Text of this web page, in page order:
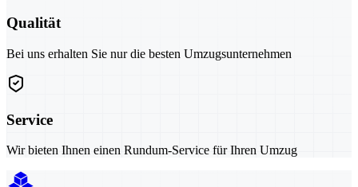
Qualität
Bei uns erhalten Sie nur die besten Umzugsunternehmen
Service
Wir bieten Ihnen einen Rundum-Service für Ihren Umzug